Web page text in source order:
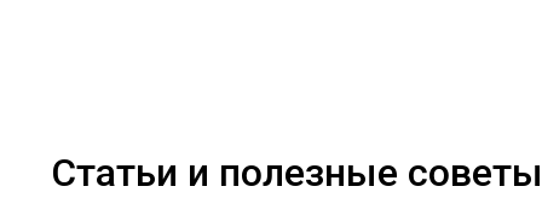
Статьи и полезные советы